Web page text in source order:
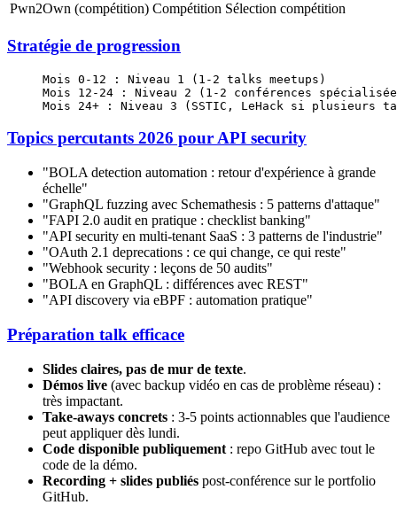
Pwn2Own (compétition) Compétition Sélection compétition
Stratégie de progression
Mois 0-12 : Niveau 1 (1-2 talks meetups)
Mois 12-24 : Niveau 2 (1-2 conférences
Mois 24+ : Niveau 3 (SSTIC, LeHack si plusieurs
Topics percutants 2026 pour API security
"BOLA detection automation : retour d'expérience à grande
échelle"
"GraphQL fuzzing avec Schemathesis : 5 patterns d'attaque"
"FAPI 2.0 audit en pratique : checklist banking"
"API security en multi-tenant SaaS : 3 patterns de l'industrie"
"OAuth 2.1 deprecations : ce qui change, ce qui reste"
"Webhook security : leçons de 50 audits"
"BOLA en GraphQL : différences avec REST"
"API discovery via eBPF : automation pratique"
Préparation talk efficace
Slides claires, pas de mur de texte.
Démos live (avec backup vidéo en cas de problème réseau) :
très impactant.
Take-aways concrets : 3-5 points actionnables que l'audience
peut appliquer dès lundi.
Code disponible publiquement : repo GitHub avec tout le
code de la démo.
Recording + slides publiés post-conférence sur le portfolio
GitHub.